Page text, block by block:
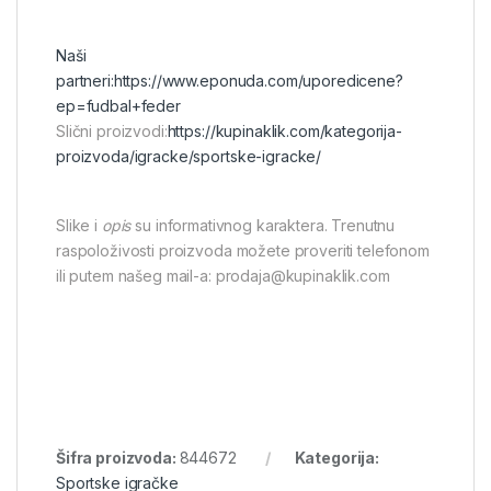
Naši
partneri:https://www.eponuda.com/uporedicene?
ep=fudbal+feder
Slični proizvodi:https://kupinaklik.com/kategorija-
proizvoda/igracke/sportske-igracke/
Slike i opissu informativnog karaktera. Trenutnu
raspoloživosti proizvoda možete proveriti telefonom
ili putem našeg mail-a: prodaja@kupinaklik.com
Šifra proizvoda: 844672
Kategorija:
Sportske igračke